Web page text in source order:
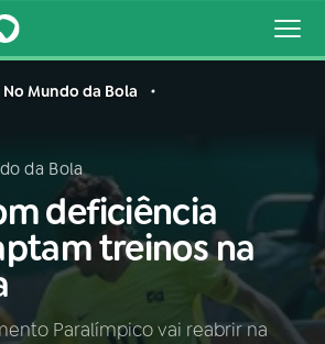
Buscar
AO VIVO
No Mundo da Bola
da Bola
deficiência
treinos na
Paralímpico vai reabrir na